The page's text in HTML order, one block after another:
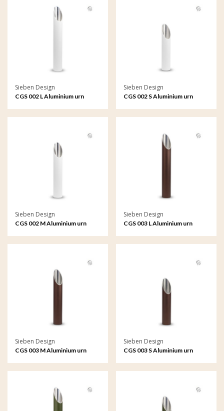
Sieben Design
CGS 002 L Aluminium urn
Sieben Design
CGS 002 S Aluminium urn
Sieben Design
CGS 002 M Aluminium urn
Sieben Design
CGS 003 L Aluminium urn
Sieben Design
CGS 003 M Aluminium urn
Sieben Design
CGS 003 S Aluminium urn